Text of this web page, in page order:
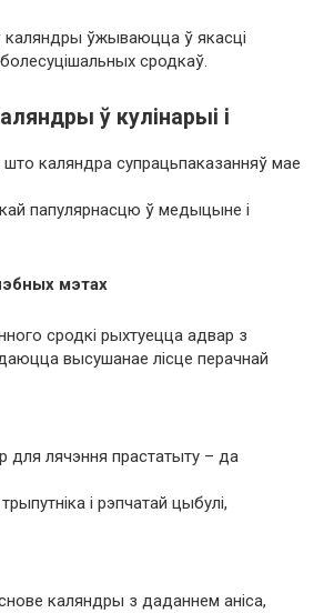
ўжываюцца ў якасці
сродкаў.
ў кулінарыі і
каляндра супрацьпаказанняў мае
папулярнасцю ў медыцыне і
мэтах
сродкі рыхтуецца адвар з
высушанае лісце перачнай
лячэння прастатыту – да
і рэпчатай цыбулі,
каляндры з даданнем аніса,